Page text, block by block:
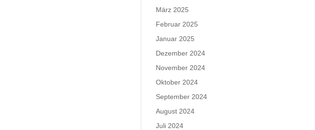
März 2025
Februar 2025
Januar 2025
Dezember 2024
November 2024
Oktober 2024
September 2024
August 2024
Juli 2024